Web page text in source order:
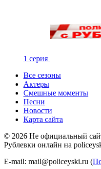
1 серия
Все сезоны
Актеры
Смешные моменты
Песни
Новости
Карта сайта
© 2026 Не официальный
Рублевки онлайн на
E-mail: mail@policeyski.ru (